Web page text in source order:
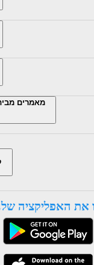
מאמרים
את האפליקציה